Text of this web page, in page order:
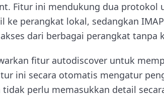
Fitur ini mendukung dua protokol
ke perangkat lokal, sedangkan
dari berbagai perangkat tanpa
fitur autodiscover untuk
ini secara otomatis mengatur
perlu memasukkan detail